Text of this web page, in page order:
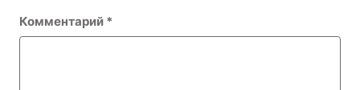
Комментарий *